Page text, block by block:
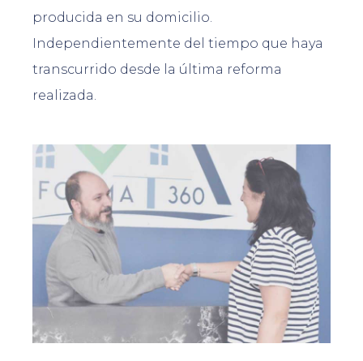
producida en su domicilio.
Independientemente del tiempo que haya
transcurrido desde la última reforma
realizada.